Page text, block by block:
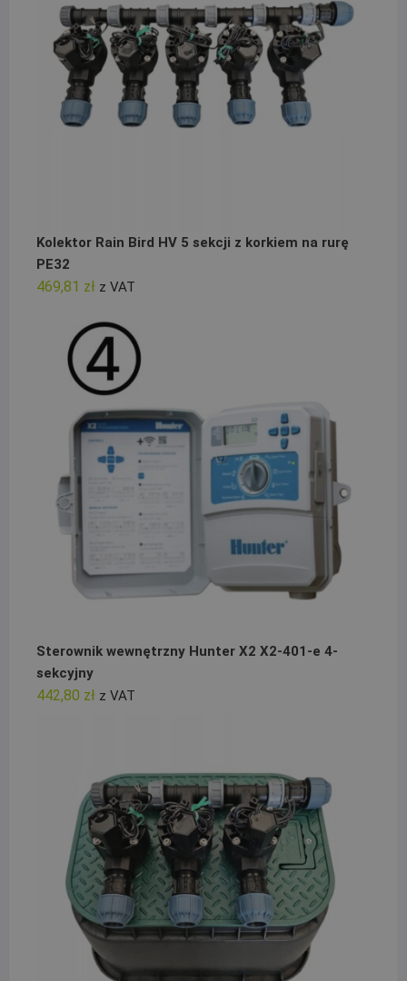
Kolektor Rain Bird HV 5 sekcji z korkiem na rurę
PE32
469,81 zł z VAT
Sterownik wewnętrzny Hunter X2 X2-401-e 4-
sekcyjny
442,80 zł z VAT